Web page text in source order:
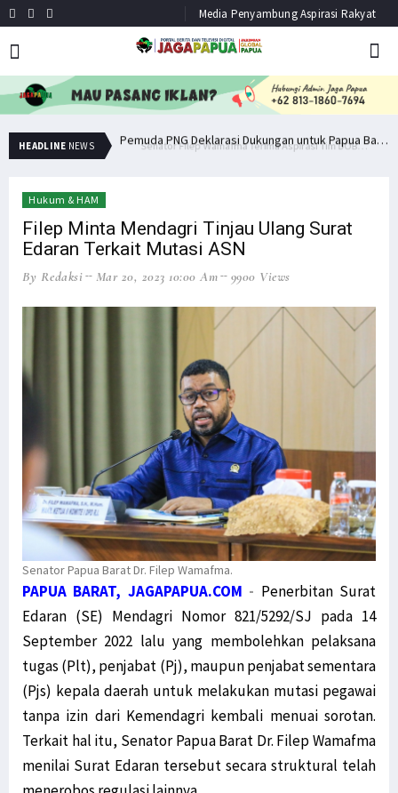
Media Penyambung Aspirasi Rakyat
HEADLINE NEWS Senator Filep Wamafma Terima Aspirasi Tim DOB Manokwari Barat Pemuda PNG Deklarasi Dukungan untuk Papua Barat Lawan TNI/Polri
Hukum & HAM
Filep Minta Mendagri Tinjau Ulang Surat
Edaran Terkait Mutasi ASN
By Redaksi Mar 20, 2023 10:00 Am 9900 Views
Senator Papua Barat Dr. Filep Wamafma.
PAPUA BARAT, JAGAPAPUA.COM - Penerbitan Surat
Edaran (SE) Mendagri Nomor 821/5292/SJ pada 14
September 2022 lalu yang membolehkan pelaksana
tugas (Plt), penjabat (Pj), maupun penjabat sementara
(Pjs) kepala daerah untuk melakukan mutasi pegawai
tanpa izin dari Kemendagri kembali menuai sorotan.
Terkait hal itu, Senator Papua Barat Dr. Filep Wamafma
menilai Surat Edaran tersebut secara struktural telah